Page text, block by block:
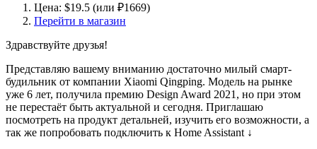
Цена: $19.5 (или ₽1669)
Перейти в магазин
Здравствуйте друзья!
Представляю вашему вниманию достаточно милый смарт-
будильник от компании Xiaomi Qingping. Модель на рынке
уже 6 лет, получила премию Design Award 2021, но при этом
не перестаёт быть актуальной и сегодня. Приглашаю
посмотреть на продукт детальней, изучить его возможности, а
так же попробовать подключить к Home Assistant ↓